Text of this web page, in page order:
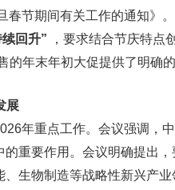
春节期间有关工作的通知》
回升” ，要求结合节庆特点
年末年初大促提供了明确
展
年重点工作。会议强调，
的重要作用。会议明确提出，
、生物制造等战略性新兴产